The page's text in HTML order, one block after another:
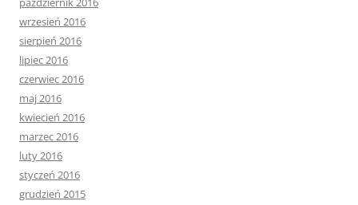
wrzesień 2016
sierpień 2016
lipiec 2016
czerwiec 2016
maj 2016
kwiecień 2016
marzec 2016
luty 2016
styczeń 2016
grudzień 2015